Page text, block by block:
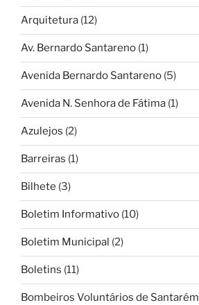
Arquitetura (12)
Av. Bernardo Santareno (1)
Avenida Bernardo Santareno (5)
Avenida N. Senhora de Fátima (1)
Azulejos (2)
Barreiras (1)
Bilhete (3)
Boletim Informativo (10)
Boletim Municipal (2)
Boletins (11)
Bombeiros Voluntários de Santarém